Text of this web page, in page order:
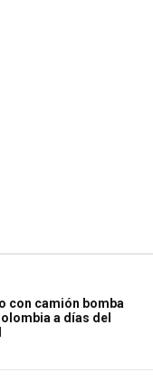
con camión bomba
a días del